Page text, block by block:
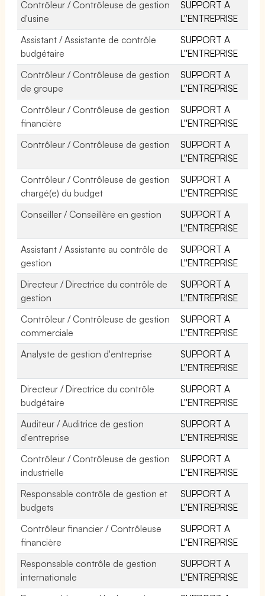
Contrôleur / Contrôleuse de gestion
d'usine
SUPPORT A
L''ENTREPRISE
Assistant / Assistante de contrôle
budgétaire
SUPPORT A
L''ENTREPRISE
Contrôleur / Contrôleuse de gestion
de groupe
SUPPORT A
L''ENTREPRISE
Contrôleur / Contrôleuse de gestion
financière
SUPPORT A
L''ENTREPRISE
Contrôleur / Contrôleuse de gestion
SUPPORT A
L''ENTREPRISE
Contrôleur / Contrôleuse de gestion
chargé(e) du budget
SUPPORT A
L''ENTREPRISE
Conseiller / Conseillère en gestion
SUPPORT A
L''ENTREPRISE
Assistant / Assistante au contrôle de
gestion
SUPPORT A
L''ENTREPRISE
Directeur / Directrice du contrôle de
gestion
SUPPORT A
L''ENTREPRISE
Contrôleur / Contrôleuse de gestion
commerciale
SUPPORT A
L''ENTREPRISE
Analyste de gestion d'entreprise
SUPPORT A
L''ENTREPRISE
Directeur / Directrice du contrôle
budgétaire
SUPPORT A
L''ENTREPRISE
Auditeur / Auditrice de gestion
d'entreprise
SUPPORT A
L''ENTREPRISE
Contrôleur / Contrôleuse de gestion
industrielle
SUPPORT A
L''ENTREPRISE
Responsable contrôle de gestion et
budgets
SUPPORT A
L''ENTREPRISE
Contrôleur financier / Contrôleuse
financière
SUPPORT A
L''ENTREPRISE
Responsable contrôle de gestion
internationale
SUPPORT A
L''ENTREPRISE